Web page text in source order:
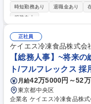
的には下記の業務を想定しております。 ・安全衛生
災業務 ・総務業務全般 ・給
ことができます 募集職種 【総務人事エキスパート】ソニーグループ・グ
ローバル★フルフレックス
時短勤務あり
退職金あり
服装自由
正社員
ケイエス冷凍食品株式会
【総務人事】~将来
ト/フルフレックス 採
月給42万5000円～52
東京都中央区
企業名 ケイエス冷凍食品株式会社 求人名 【総務人事】～将来